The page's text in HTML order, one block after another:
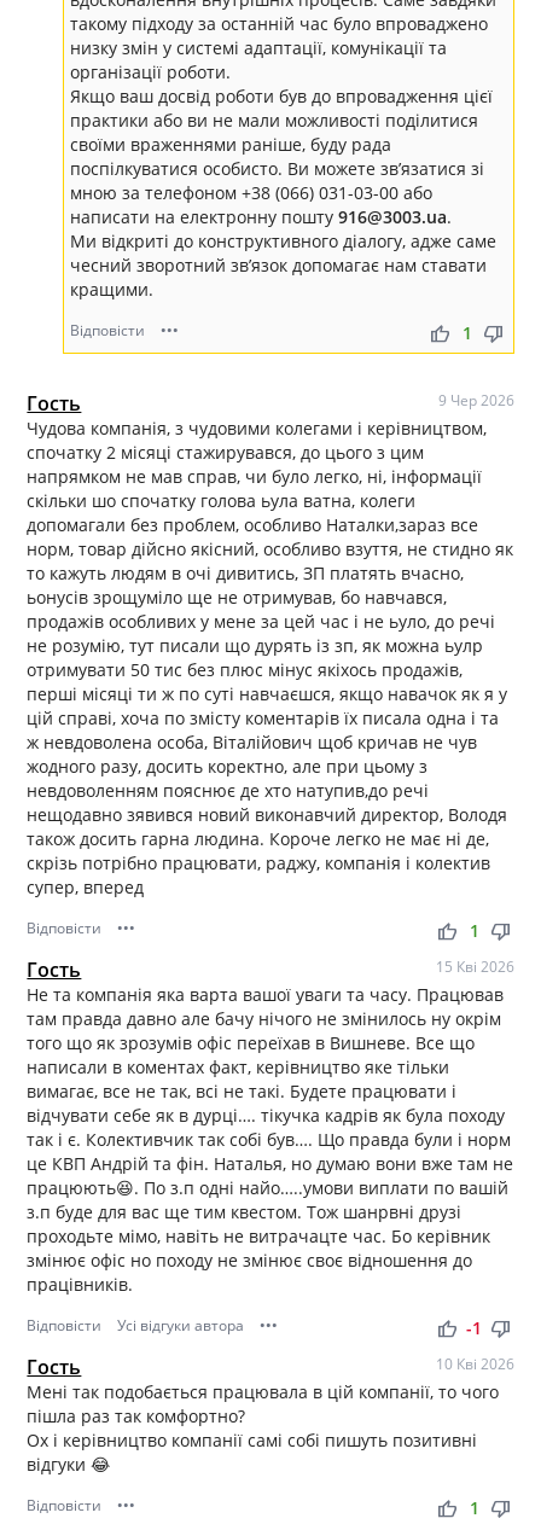
такому підходу за останній час було впроваджено
низку змін у системі адаптації, комунікації та
організації роботи.
Якщо ваш досвід роботи був до впровадження цієї
практики або ви не мали можливості поділитися
своїми враженнями раніше, буду рада
поспілкуватися особисто. Ви можете зв’язатися зі
мною за телефоном +38 (066) 031-03-00 або
написати на електронну пошту916@3003.ua.
Ми відкриті до конструктивного діалогу, адже саме
чесний зворотний зв’язок допомагає нам ставати
кращими.
Відповісти ••• thumb_up thumb_down
1
Гость 9 Чер 2026
Чудова компанія, з чудовими колегами і керівництвом,
спочатку 2 місяці стажирувався, до цього з цим
напрямком не мав справ, чи було легко, ні, інформації
скільки шо спочатку голова ьула ватна, колеги
допомагали без проблем, особливо Наталки,зараз все
норм, товар дійсно якісний, особливо взуття, не стидно як
то кажуть людям в очі дивитись, ЗП платять вчасно,
ьонусів зрощуміло ще не отримував, бо навчався,
продажів особливих у мене за цей час і не ьуло, до речі
не розумію, тут писали що дурять із зп, як можна ьулр
отримувати 50 тис без плюс мінус якіхось продажів,
перші місяці ти ж по суті навчаєшся, якщо навачок як я у
цій справі, хоча по змісту коментарів їх писала одна і та
ж невдоволена особа, Віталійович щоб кричав не чув
жодного разу, досить коректно, але при цьому з
невдоволенням пояснює де хто натупив,до речі
нещодавно зявився новий виконавчий директор, Володя
також досить гарна людина. Короче легко не має ні де,
скрізь потрібно працювати, раджу, компанія і колектив
супер, вперед
Відповісти ••• thumb_up thumb_down
1
Гость 15 Кві 2026
Не та компанія яка варта вашої уваги та часу. Працював
там правда давно але бачу нічого не змінилось ну окрім
того що як зрозумів офіс переїхав в Вишневе. Все що
написали в коментах факт, керівництво яке тільки
вимагає, все не так, всі не такі. Будете працювати і
відчувати себе як в дурці…. тікучка кадрів як була походу
так і є. Колективчик так собі був…. Що правда були і норм
це КВП Андрій та фін. Наталья, но думаю вони вже там не
працюють😆. По з.п одні найо…..умови виплати по вашій
з.п буде для вас ще тим квестом. Тож шанрвні друзі
проходьте мімо, навіть не витрачацте час. Бо керівник
змінює офіс но походу не змінює своє відношення до
працівників.
Відповісти Усі відгуки автора ••• thumb_up thumb_down
-1
Гость 10 Кві 2026
Мені так подобається працювала в цій компанії, то чого
пішла раз так комфортно?
Ох і керівництво компанії самі собі пишуть позитивні
відгуки 😂
Відповісти ••• thumb_up thumb_down
1